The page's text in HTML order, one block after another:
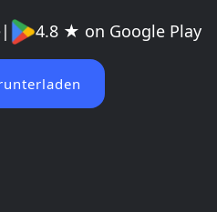
| 4.8 ★ on Google Play